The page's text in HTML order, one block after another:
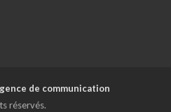
de communication
réservés.